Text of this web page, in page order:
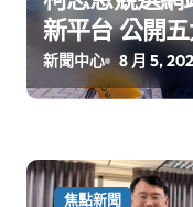
新平台 公開
新聞中心 8 月 5,
焦點新聞